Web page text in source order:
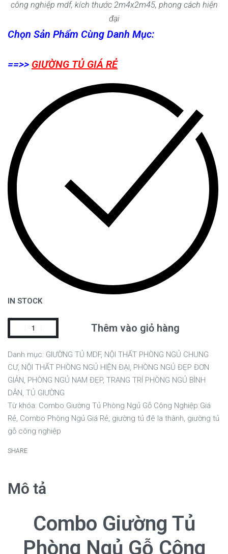
công nghiệp mdf, kích thước 2m4x2m45, phong cách hiện
đại
Chọn Sản Phẩm Cùng Danh Mục:
==>> GIƯỜNG TỦ GIÁ RẺ
IN STOCK
Thêm vào giỏ hàng
Danh mục: GIƯỜNG TỦ MDF, NỘI THẤT PHÒNG NGỦ CHUNG
CƯ, NỘI THẤT PHÒNG NGỦ HIỆN ĐẠI, PHÒNG NGỦ ĐẸP ĐƠN
GIẢN, PHÒNG NGỦ NAM ĐẸP, TRANG TRÍ PHÒNG NGỦ BÌNH
DÂN, TỦ GIƯỜNG
Từ khóa: Combo Giường Tủ Phòng Ngủ Gỗ Công Nghiệp Giá
Rẻ, Combo Phòng Ngủ Giá Rẻ, giường tủ đê la thành, giường tủ
gỗ công nghiệp
SHARE
Mô tả
Combo Giường Tủ
Phòng Ngủ Gỗ Công